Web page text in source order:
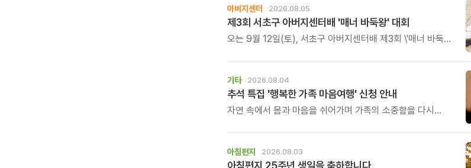
아버지센터 2026.08.05
제3회 서초구 아버지센터배 '매너 바둑왕' 대회
오는 9월 12일(토), 서초구 아버지센터배 제3회 \'매너 바둑왕\'
기타 2026.08.04
추석 특집 '행복한 가족 마음여행' 신청 안내
자연 속에서 몸과 마음을 쉬어가며 가족의 소중함을 다시
아침편지 2026.08.03